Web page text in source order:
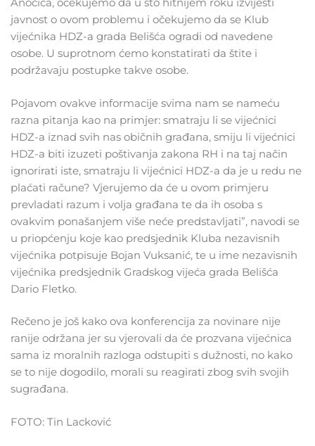
javnost o ovom problemu i očekujemo da se Klub
vijećnika HDZ-a grada Belišća ogradi od navedene
osobe. U suprotnom ćemo konstatirati da štite i
podržavaju postupke takve osobe.
Pojavom ovakve informacije svima nam se nameću
razna pitanja kao na primjer: smatraju li se vijećnici
HDZ-a iznad svih nas običnih građana, smiju li vijećnici
HDZ-a biti izuzeti poštivanja zakona RH i na taj način
ignorirati iste, smatraju li vijećnici HDZ-a da je u redu ne
plaćati račune? Vjerujemo da će u ovom primjeru
prevladati razum i volja građana te da ih osoba s
ovakvim ponašanjem više neće predstavljati”, navodi se
u priopćenju koje kao predsjednik Kluba nezavisnih
vijećnika potpisuje Bojan Vuksanić, te u ime nezavisnih
vijećnika predsjednik Gradskog vijeća grada Belišća
Dario Fletko.
Rečeno je još kako ova konferencija za novinare nije
ranije održana jer su vjerovali da će prozvana vijećnica
sama iz moralnih razloga odstupiti s dužnosti, no kako
se to nije dogodilo, morali su reagirati zbog svih svojih
sugrađana.
FOTO: Tin Lacković